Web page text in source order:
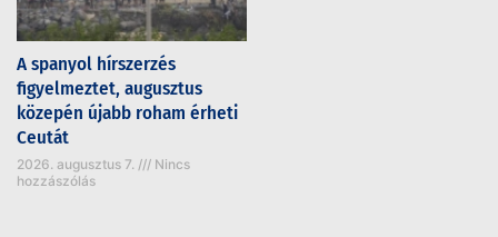
A spanyol hírszerzés
figyelmeztet, augusztus
közepén újabb roham érheti
Ceutát
2026. augusztus 7.
Nincs
hozzászólás